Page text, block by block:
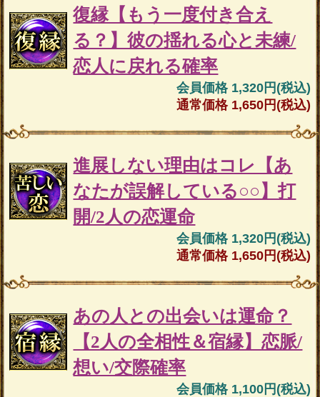
復縁【もう一度付き合え
る？】彼の揺れる心と未練/
恋人に戻れる確率
会員価格 1,320円(税込)
通常価格 1,650円(税込)
進展しない理由はコレ【あ
なたが誤解している○○】打
開/2人の恋運命
会員価格 1,320円(税込)
通常価格 1,650円(税込)
あの人との出会いは運命？
【2人の全相性＆宿縁】恋脈/
想い/交際確率
会員価格 1,100円(税込)